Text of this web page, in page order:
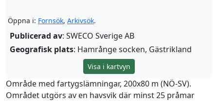
Öppna i: Fornsök, Arkivsök.
Publicerad av: SWECO Sverige AB
Geografisk plats: Hamrånge socken, Gästrikland
Visa i kartvyn
Område med fartygslämningar, 200x80 m (NÖ-SV).
Området utgörs av en havsvik där minst 25 pråmar